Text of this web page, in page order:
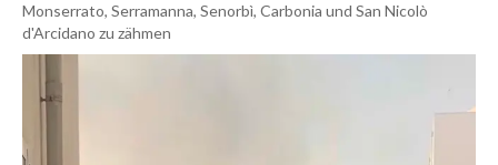
Monserrato, Serramanna, Senorbì, Carbonia und San Nicolò
d'Arcidano zu zähmen